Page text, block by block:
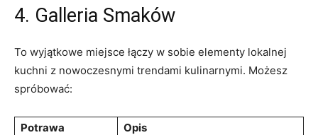
4. Galleria Smaków
To wyjątkowe miejsce łączy w sobie elementy lokalnej
kuchni z nowoczesnymi trendami kulinarnymi. Możesz
spróbować:
Potrawa
Opis